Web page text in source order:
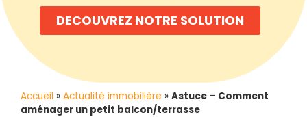
DECOUVREZ NOTRE SOLUTION
Accueil » Actualité immobilière » Astuce – Comment
aménager un petit balcon/terrasse